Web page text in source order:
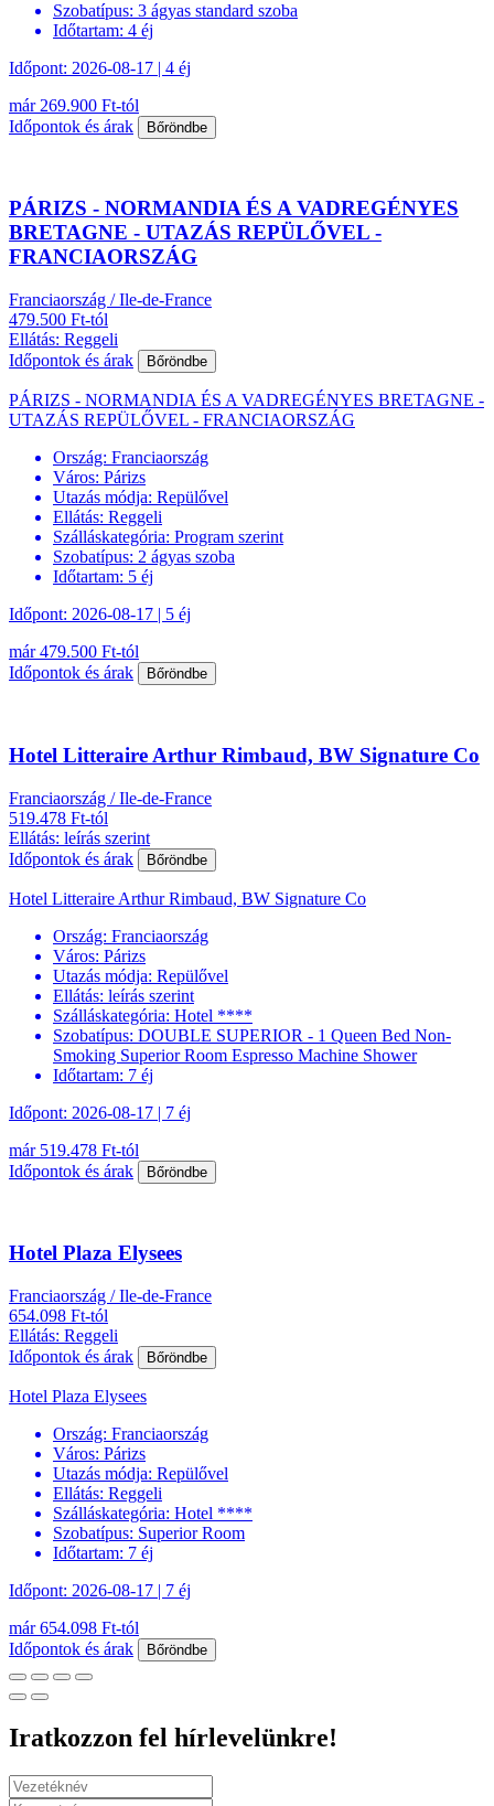
Szobatípus: 3 ágyas standard szoba
Időtartam: 4 éj
Időpont: 2026-08-17 | 4 éj
már 269.900 Ft-tól
Időpontok és árak
Bőröndbe
PÁRIZS - NORMANDIA ÉS A VADREGÉNYES
BRETAGNE - UTAZÁS REPÜLŐVEL -
FRANCIAORSZÁG
Franciaország / Ile-de-France
479.500 Ft-tól
Ellátás: Reggeli
Időpontok és árak
Bőröndbe
PÁRIZS - NORMANDIA ÉS A VADREGÉNYES BRETAGNE -
UTAZÁS REPÜLŐVEL - FRANCIAORSZÁG
Ország: Franciaország
Város: Párizs
Utazás módja: Repülővel
Ellátás: Reggeli
Szálláskategória: Program szerint
Szobatípus: 2 ágyas szoba
Időtartam: 5 éj
Időpont: 2026-08-17 | 5 éj
már 479.500 Ft-tól
Időpontok és árak
Bőröndbe
Hotel Litteraire Arthur Rimbaud, BW Signature Co
Franciaország / Ile-de-France
519.478 Ft-tól
Ellátás: leírás szerint
Időpontok és árak
Bőröndbe
Hotel Litteraire Arthur Rimbaud, BW Signature Co
Ország: Franciaország
Város: Párizs
Utazás módja: Repülővel
Ellátás: leírás szerint
Szálláskategória: Hotel ****
Szobatípus: DOUBLE SUPERIOR - 1 Queen Bed Non-
Smoking Superior Room Espresso Machine Shower
Időtartam: 7 éj
Időpont: 2026-08-17 | 7 éj
már 519.478 Ft-tól
Időpontok és árak
Bőröndbe
Hotel Plaza Elysees
Franciaország / Ile-de-France
654.098 Ft-tól
Ellátás: Reggeli
Időpontok és árak
Bőröndbe
Hotel Plaza Elysees
Ország: Franciaország
Város: Párizs
Utazás módja: Repülővel
Ellátás: Reggeli
Szálláskategória: Hotel ****
Szobatípus: Superior Room
Időtartam: 7 éj
Időpont: 2026-08-17 | 7 éj
már 654.098 Ft-tól
Időpontok és árak
Bőröndbe
Iratkozzon fel hírlevelünkre!